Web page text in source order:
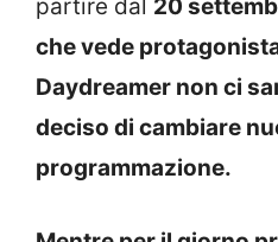
partire dal 20
che vede
Daydreamer non ci
deciso di cambiare
programmazione.